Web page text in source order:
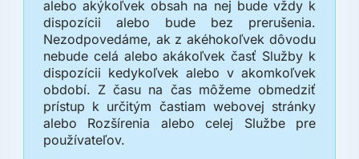
alebo akýkoľvek obsah na nej bude vždy k
dispozícii alebo bude bez prerušenia.
Nezodpovedáme, ak z akéhokoľvek dôvodu
nebude celá alebo akákoľvek časť Služby k
dispozícii kedykoľvek alebo v akomkoľvek
období. Z času na čas môžeme obmedziť
prístup k určitým častiam webovej stránky
alebo Rozšírenia alebo celej Službe pre
používateľov.